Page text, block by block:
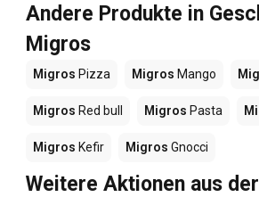
Andere Produkte in
Migros
Migros Pizza Migros Mango
Migros Red bull Migros Pasta
Migros Kefir Migros Gnocci
Weitere Aktionen aus